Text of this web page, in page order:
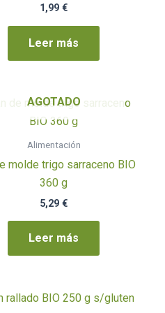
1,99 €
Leer más
AGOTADO
Alimentación
molde trigo sarraceno BIO
360 g
5,29 €
Leer más